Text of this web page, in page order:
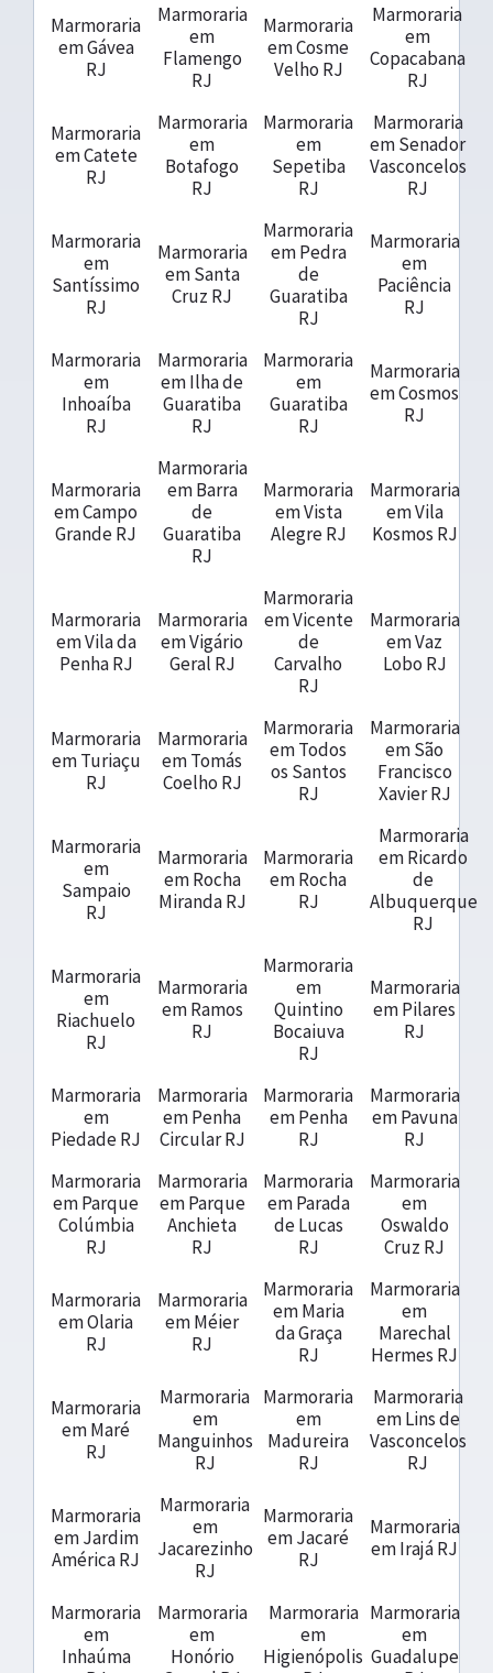
Marmoraria
em Gávea
RJ
Marmoraria
em
Flamengo
RJ
Marmoraria
em Cosme
Velho RJ
Marmoraria
em
Copacabana
RJ
Marmoraria
em Catete
RJ
Marmoraria
em
Botafogo
RJ
Marmoraria
em
Sepetiba
RJ
Marmoraria
em Senador
Vasconcelos
RJ
Marmoraria
em
Santíssimo
RJ
Marmoraria
em Santa
Cruz RJ
Marmoraria
em Pedra
de
Guaratiba
RJ
Marmoraria
em
Paciência
RJ
Marmoraria
em
Inhoaíba
RJ
Marmoraria
em Ilha de
Guaratiba
RJ
Marmoraria
em
Guaratiba
RJ
Marmoraria
em Cosmos
RJ
Marmoraria
em Campo
Grande RJ
Marmoraria
em Barra
de
Guaratiba
RJ
Marmoraria
em Vista
Alegre RJ
Marmoraria
em Vila
Kosmos RJ
Marmoraria
em Vila da
Penha RJ
Marmoraria
em Vigário
Geral RJ
Marmoraria
em Vicente
de
Carvalho
RJ
Marmoraria
em Vaz
Lobo RJ
Marmoraria
em Turiaçu
RJ
Marmoraria
em Tomás
Coelho RJ
Marmoraria
em Todos
os Santos
RJ
Marmoraria
em São
Francisco
Xavier RJ
Marmoraria
em
Sampaio
RJ
Marmoraria
em Rocha
Miranda RJ
Marmoraria
em Rocha
RJ
Marmoraria
em Ricardo
de
Albuquerque
RJ
Marmoraria
em
Riachuelo
RJ
Marmoraria
em Ramos
RJ
Marmoraria
em
Quintino
Bocaiuva
RJ
Marmoraria
em Pilares
RJ
Marmoraria
em
Piedade RJ
Marmoraria
em Penha
Circular RJ
Marmoraria
em Penha
RJ
Marmoraria
em Pavuna
RJ
Marmoraria
em Parque
Colúmbia
RJ
Marmoraria
em Parque
Anchieta
RJ
Marmoraria
em Parada
de Lucas
RJ
Marmoraria
em
Oswaldo
Cruz RJ
Marmoraria
em Olaria
RJ
Marmoraria
em Méier
RJ
Marmoraria
em Maria
da Graça
RJ
Marmoraria
em
Marechal
Hermes RJ
Marmoraria
em Maré
RJ
Marmoraria
em
Manguinhos
RJ
Marmoraria
em
Madureira
RJ
Marmoraria
em Lins de
Vasconcelos
RJ
Marmoraria
em Jardim
América RJ
Marmoraria
em
Jacarezinho
RJ
Marmoraria
em Jacaré
RJ
Marmoraria
em Irajá RJ
Marmoraria
em
Inhaúma
Marmoraria
em
Honório
Marmoraria
em
Higienópolis
Marmoraria
em
Guadalupe